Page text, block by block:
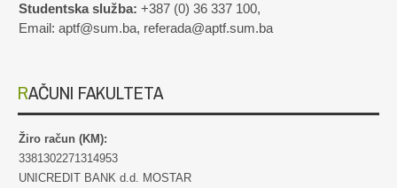
Studentska služba: +387 (0) 36 337 100,
Email: aptf@sum.ba, referada@aptf.sum.ba
RAČUNI FAKULTETA
Žiro račun (KM):
3381302271314953
UNICREDIT BANK d.d. MOSTAR